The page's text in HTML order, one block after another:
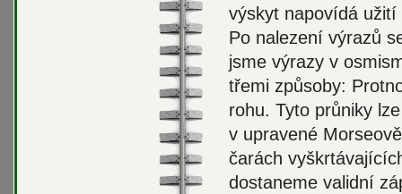
výskyt napovídá užití
Po nalezení výrazů
jsme výrazy v
třemi způsoby:
rohu. Tyto průniky
v upravené
čarách
dostaneme validní